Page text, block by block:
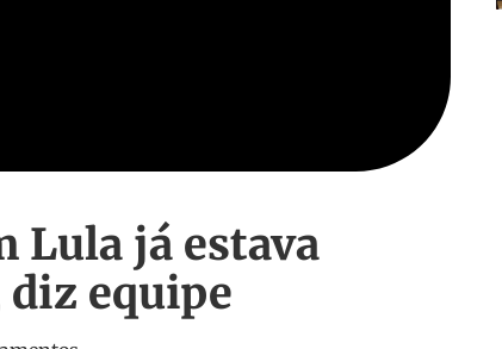
Lula já estava
equipe